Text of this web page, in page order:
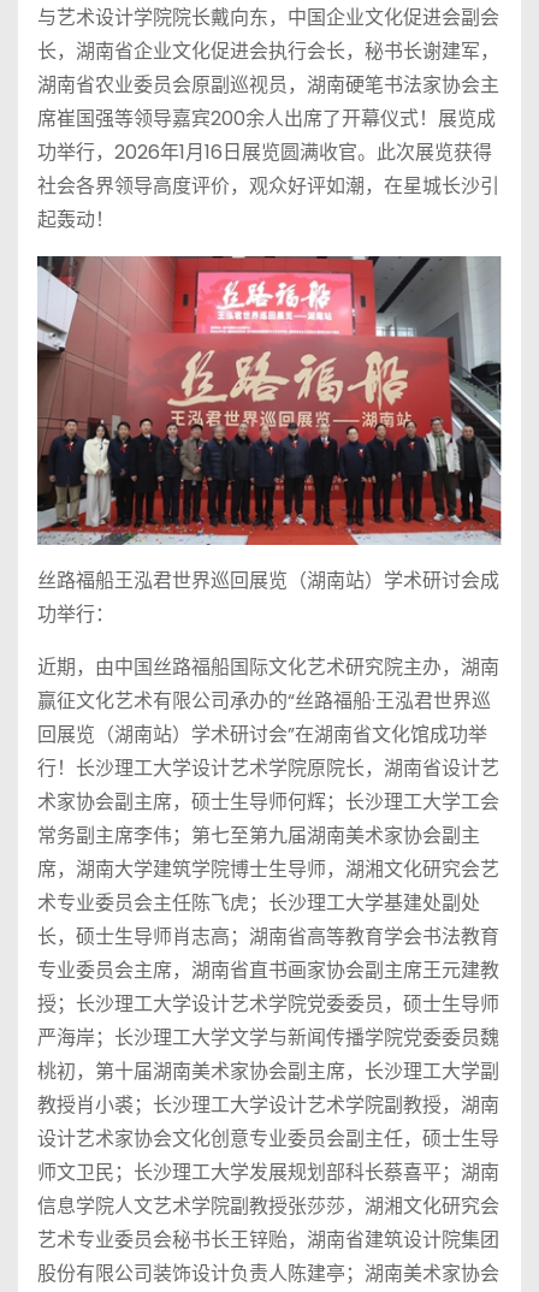
与艺术设计学院院长戴向东，中国企业文化促进会副会
长，湖南省企业文化促进会执行会长，秘书长谢建军，
湖南省农业委员会原副巡视员，湖南硬笔书法家协会主
席崔国强等领导嘉宾200余人出席了开幕仪式！展览成
功举行，2026年1月16日展览圆满收官。此次展览获得
社会各界领导高度评价，观众好评如潮，在星城长沙引
起轰动！
丝路福船王泓君世界巡回展览（湖南站）学术研讨会成
功举行：
近期，由中国丝路福船国际文化艺术研究院主办，湖南
赢征文化艺术有限公司承办的“丝路福船·王泓君世界巡
回展览（湖南站）学术研讨会”在湖南省文化馆成功举
行！长沙理工大学设计艺术学院原院长，湖南省设计艺
术家协会副主席，硕士生导师何辉；长沙理工大学工会
常务副主席李伟；第七至第九届湖南美术家协会副主
席，湖南大学建筑学院博士生导师，湖湘文化研究会艺
术专业委员会主任陈飞虎；长沙理工大学基建处副处
长，硕士生导师肖志高；湖南省高等教育学会书法教育
专业委员会主席，湖南省直书画家协会副主席王元建教
授；长沙理工大学设计艺术学院党委委员，硕士生导师
严海岸；长沙理工大学文学与新闻传播学院党委委员魏
桃初，第十届湖南美术家协会副主席，长沙理工大学副
教授肖小裘；长沙理工大学设计艺术学院副教授，湖南
设计艺术家协会文化创意专业委员会副主任，硕士生导
师文卫民；长沙理工大学发展规划部科长蔡喜平；湖南
信息学院人文艺术学院副教授张莎莎，湖湘文化研究会
艺术专业委员会秘书长王锌贻，湖南省建筑设计院集团
股份有限公司装饰设计负责人陈建亭；湖南美术家协会